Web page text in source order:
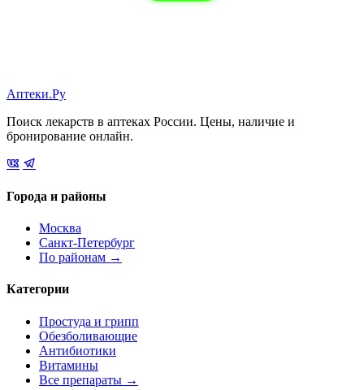
Аптеки.Ру
Поиск лекарств в аптеках России. Цены, наличие и
бронирование онлайн.
Города и районы
Москва
Санкт-Петербург
По районам →
Категории
Простуда и грипп
Обезболивающие
Антибиотики
Витамины
Все препараты →